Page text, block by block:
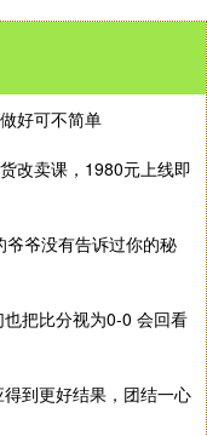
好可不简单
改卖课，1980元上线即
爷没有告诉过你的秘
把比分视为0-0 会回看
到更好结果，团结一心